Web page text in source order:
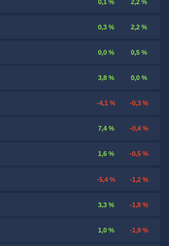
0,1 % 2,2 %
0,3 % 2,2 %
0,0 % 0,5 %
3,8 % 0,0 %
-4,1 % -0,3 %
7,4 % -0,4 %
1,6 % -0,5 %
-5,4 % -1,2 %
3,3 % -1,8 %
1,0 % -1,9 %